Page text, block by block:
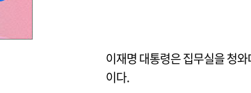
이재명 대통령은 집무실을 청
이다.